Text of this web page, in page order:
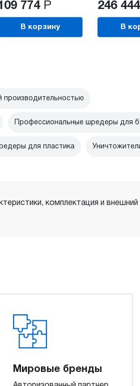
774 Р
В корзину
246 444
В
Профессиональные шредеры для
для пластика
комплектация и
Мировые бренды